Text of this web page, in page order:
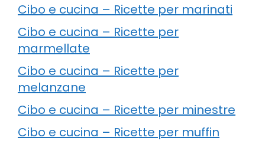
Cibo e cucina – Ricette per marinati
Cibo e cucina – Ricette per
marmellate
Cibo e cucina – Ricette per
melanzane
Cibo e cucina – Ricette per minestre
Cibo e cucina – Ricette per muffin